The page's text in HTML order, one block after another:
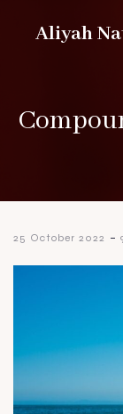
Aliyah
25 October 2022 -